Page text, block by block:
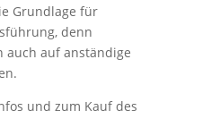
Grundlage für
denn
auch auf anständige
und zum Kauf des